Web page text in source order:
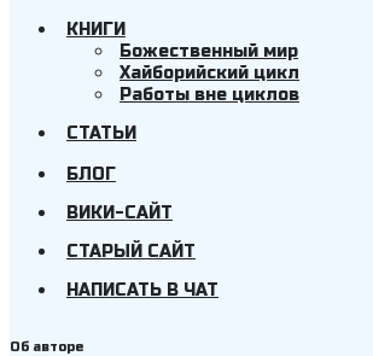
КНИГИ
Божественный мир
Хайборийский цикл
Работы вне циклов
СТАТЬИ
БЛОГ
ВИКИ-САЙТ
СТАРЫЙ САЙТ
НАПИСАТЬ В ЧАТ
Об авторе